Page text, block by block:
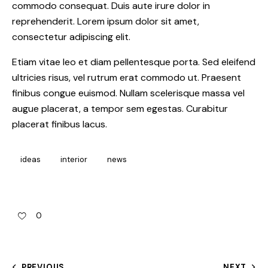
commodo consequat. Duis aute irure dolor in
reprehenderit. Lorem ipsum dolor sit amet,
consectetur adipiscing elit.
Etiam vitae leo et diam pellentesque porta. Sed eleifend
ultricies risus, vel rutrum erat commodo ut. Praesent
finibus congue euismod. Nullam scelerisque massa vel
augue placerat, a tempor sem egestas. Curabitur
placerat finibus lacus.
ideas interior news
0